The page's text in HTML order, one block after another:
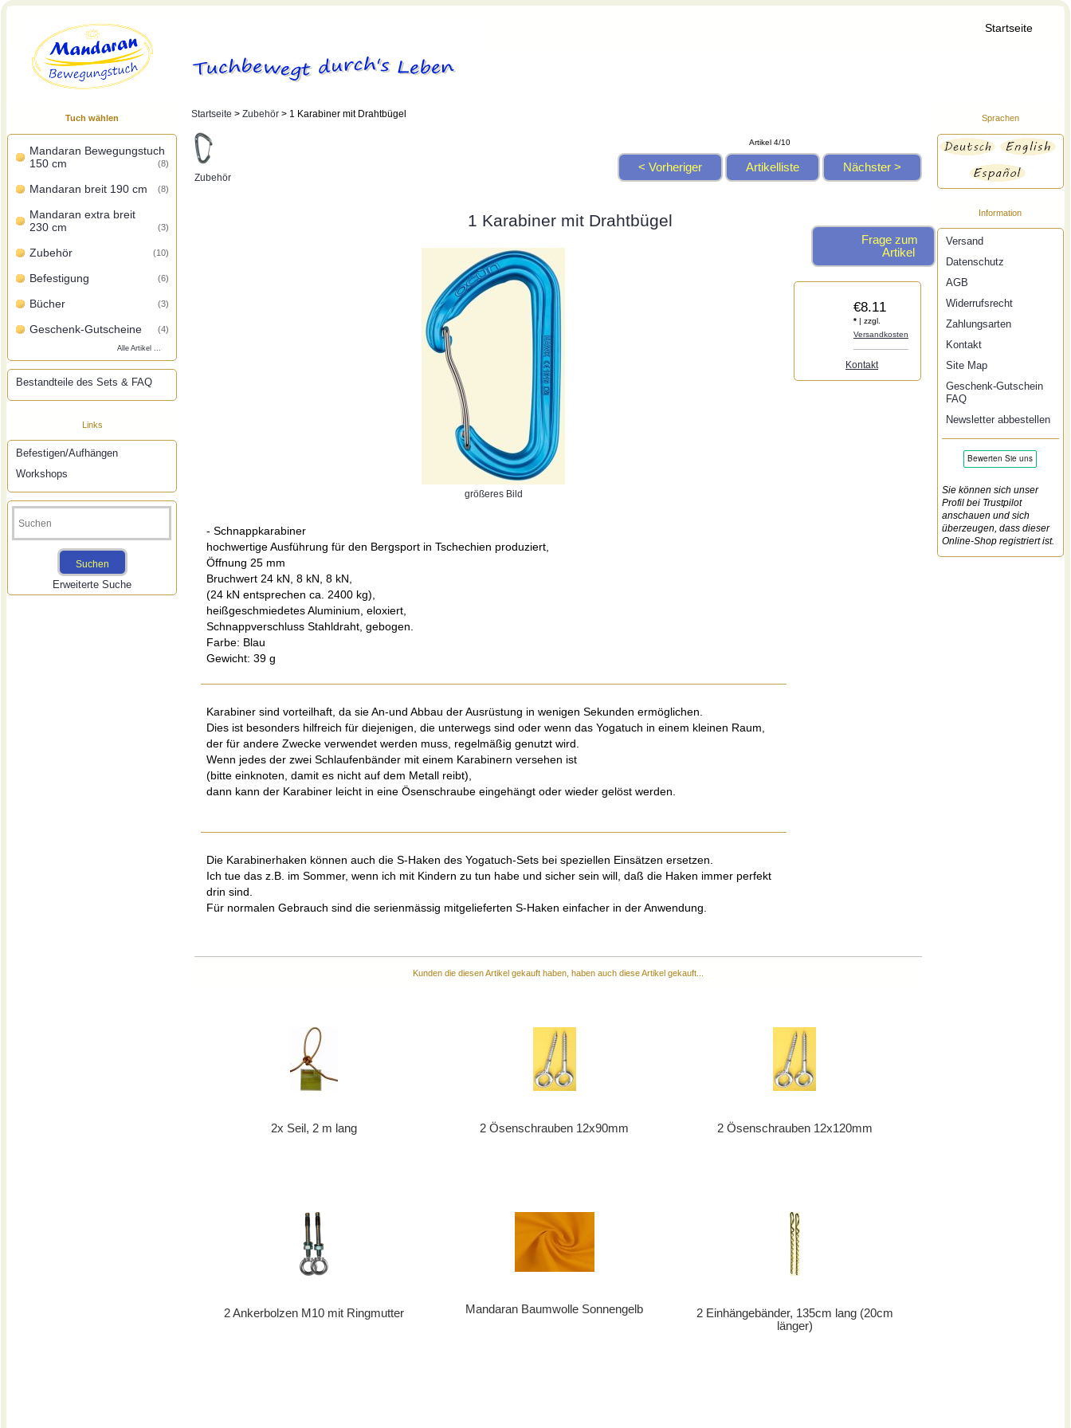
Startseite
Tuch wählen
Mandaran Bewegungstuch
150 cm
(8)
Mandaran breit 190 cm (8)
Mandaran extra breit
230 cm
(3)
Zubehör (10)
Befestigung (6)
Bücher (3)
Geschenk-Gutscheine (4)
Alle Artikel ...
Bestandteile des Sets & FAQ
Links
Befestigen/Aufhängen
Workshops
Erweiterte Suche
Startseite >Zubehör > 1 Karabiner mit Drahtbügel
Zubehör
Artikel 4/10
< Vorheriger Artikelliste Nächster >
1 Karabiner mit Drahtbügel
größeres Bild
- Schnappkarabiner
hochwertige Ausführung für den Bergsport in Tschechien produziert,
Öffnung 25 mm
Bruchwert 24 kN, 8 kN, 8 kN,
(24 kN entsprechen ca. 2400 kg),
heißgeschmiedetes Aluminium, eloxiert,
Schnappverschluss Stahldraht, gebogen.
Farbe: Blau
Gewicht: 39 g
Karabiner sind vorteilhaft, da sie An-und Abbau der Ausrüstung in wenigen Sekunden ermöglichen.
Dies ist besonders hilfreich für diejenigen, die unterwegs sind oder wenn das Yogatuch in einem kleinen Raum,
der für andere Zwecke verwendet werden muss, regelmäßig genutzt wird.
Wenn jedes der zwei Schlaufenbänder mit einem Karabinern versehen ist
(bitte einknoten, damit es nicht auf dem Metall reibt),
dann kann der Karabiner leicht in eine Ösenschraube eingehängt oder wieder gelöst werden.
Die Karabinerhaken können auch die S-Haken des Yogatuch-Sets bei speziellen Einsätzen ersetzen.
Ich tue das z.B. im Sommer, wenn ich mit Kindern zu tun habe und sicher sein will, daß die Haken immer perfekt
drin sind.
Für normalen Gebrauch sind die serienmässig mitgelieferten S-Haken einfacher in der Anwendung.
Frage zum
Artikel
€8.11
*| zzgl.
Versandkosten
Kontakt
Kunden die diesen Artikel gekauft haben, haben auch diese Artikel gekauft...
2x Seil, 2 m lang 2 Ösenschrauben 12x90mm 2 Ösenschrauben 12x120mm
2 Ankerbolzen M10 mit Ringmutter Mandaran Baumwolle Sonnengelb
2 Einhängebänder, 135cm lang (20cm
länger)
Sprachen
Information
Versand
Datenschutz
AGB
Widerrufsrecht
Zahlungsarten
Kontakt
Site Map
Geschenk-Gutschein
FAQ
Newsletter abbestellen
Sie können sich unser
Profil bei Trustpilot
anschauen und sich
überzeugen, dass dieser
Online-Shop registriert ist.